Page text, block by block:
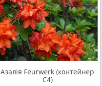
Азалія Feurwerk (контейнер
С4)